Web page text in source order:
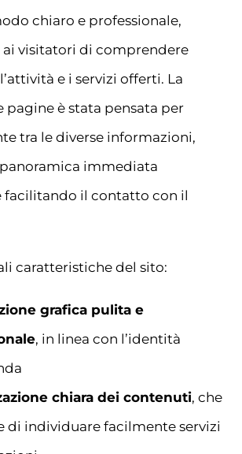
chiaro e professionale,
visitatori di comprendere
e i servizi offerti. La
pagine è stata pensata per
tra le diverse informazioni,
immediata
facilitando il contatto con il
caratteristiche del sito:
grafica pulita e
, in linea con l’identità
chiara dei contenuti, che
di individuare facilmente servizi